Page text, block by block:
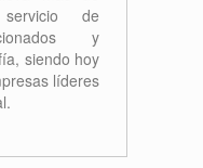
más de
de
y
siendo hoy
líderes